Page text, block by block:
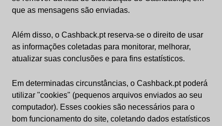
que as mensagens são enviadas.
Além disso, o Cashback.pt reserva-se o direito de usar
as informações coletadas para monitorar, melhorar,
atualizar suas conclusões e para fins estatísticos.
Em determinadas circunstâncias, o Cashback.pt poderá
utilizar "cookies" (pequenos arquivos enviados ao seu
computador). Esses cookies são necessários para o
bom funcionamento do site, coletando dados estatísticos